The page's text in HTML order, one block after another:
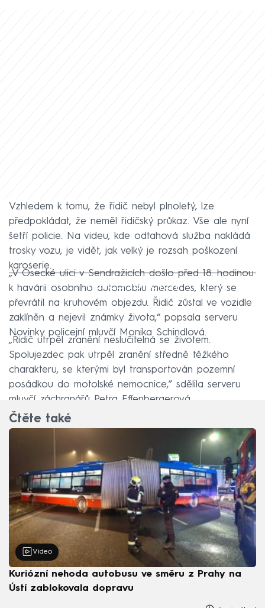
Vzhledem k tomu, že řidič nebyl plnoletý, lze
předpokládat, že neměl řidičský průkaz. Vše ale nyní
šetří policie. Na videu, kde odtahová služba nakládá
trosky vozu, je vidět, jak velký je rozsah poškození
karoserie.
Failed to fetch
„V Osecké ulici v Sendražicích došlo před 18. hodinou
k havárii osobního automobilu mercedes, který se
převrátil na kruhovém objezdu. Řidič zůstal ve vozidle
zaklíněn a nejevil známky života,“ popsala serveru
Novinky policejní mluvčí Monika Schindlová.
„Řidič utrpěl zranění neslučitelná se životem.
Spolujezdec pak utrpěl zranění středně těžkého
charakteru, se kterými byl transportován pozemní
posádkou do motolské nemocnice,” sdělila serveru
mluvčí záchranářů Petra Effenbergerová.
Čtěte také
Video
Kuriózní nehoda autobusu ve směru z Prahy na
Ústí zablokovala dopravu